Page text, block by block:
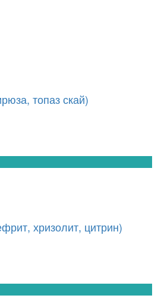
топаз скай)
хризолит, цитрин)